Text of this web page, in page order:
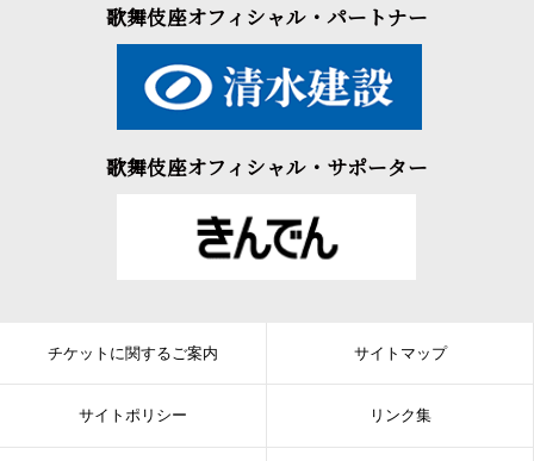
歌舞伎座オフィシャル・パートナー
歌舞伎座オフィシャル・サポーター
チケットに関するご案内 サイトマップ
サイトポリシー リンク集